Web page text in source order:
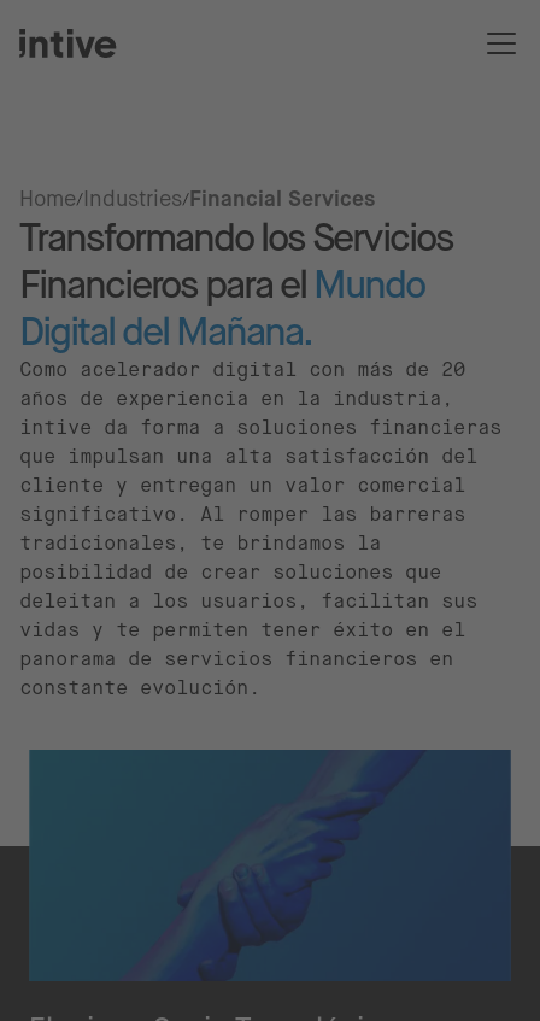
Home Industries Financial Services
Transformando los Servicios
Financieros para el Mundo
Digital del Mañana.
Como acelerador digital con más de 20
años de experiencia en la industria,
intive da forma a soluciones financieras
que impulsan una alta satisfacción del
cliente y entregan un valor comercial
significativo. Al romper las barreras
tradicionales, te brindamos la
posibilidad de crear soluciones que
deleitan a los usuarios, facilitan sus
vidas y te permiten tener éxito en el
panorama de servicios financieros en
constante evolución.